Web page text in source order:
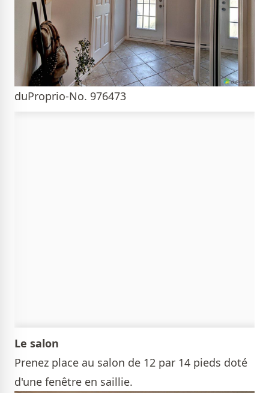
duProprio-No. 976473
Le salon
Prenez place au salon de 12 par 14 pieds doté
d'une fenêtre en saillie.